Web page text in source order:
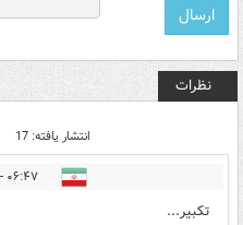
نظرات
انتشار یافته: 17
۰۶:۴۷ - ۱۴۰۰/۱۲/۲۹
تکبیر...